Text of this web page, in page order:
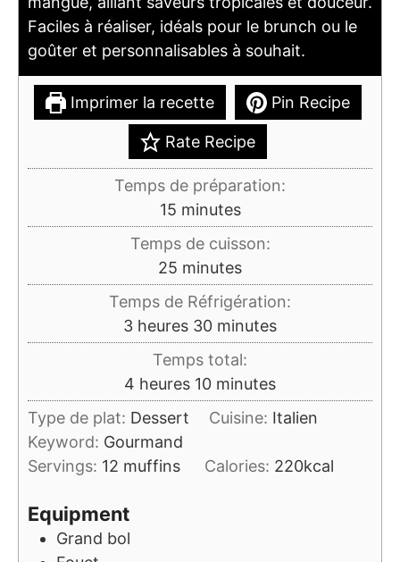
Faciles à réaliser, idéals pour le brunch ou le
goûter et personnalisables à souhait.
Imprimer la recette Pin Recipe
Rate Recipe
Temps de préparation:
15minutes
minutes
Temps de cuisson:
25 minutes
minutes
Temps de Réfrigération:
3heures
heures 30minutes
minutes
Temps total:
4 heures
heures 10minutes
minutes
Type de plat: Dessert Cuisine: Italien
Keyword: Gourmand
Servings: 12 muffins Calories: 220kcal
Equipment
Grand bol